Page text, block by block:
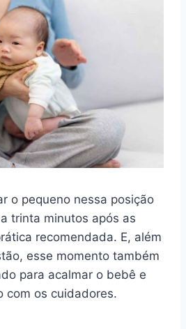
o pequeno nessa posição
trinta minutos após as
recomendada. E, além
esse momento também
para acalmar o bebê e
com os cuidadores.